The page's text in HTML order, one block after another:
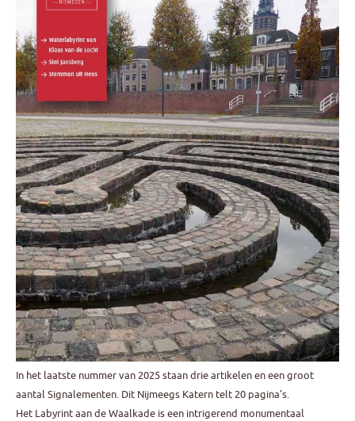
In het laatste nummer van 2025 staan drie artikelen en een groot
aantal Signalementen. Dit Nijmeegs Katern telt 20 pagina’s.
Het Labyrint aan de Waalkade is een intrigerend monumentaal